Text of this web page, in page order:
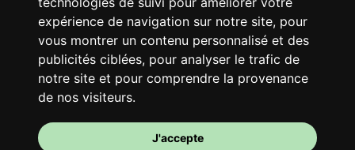
expérience de navigation sur notre site, pour
vous montrer un contenu personnalisé et des
publicités ciblées, pour analyser le trafic de
notre site et pour comprendre la provenance
de nos visiteurs.
J'accepte
Ta chambre